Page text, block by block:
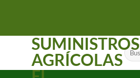
SUMINISTROS
AGRÍCOLAS
Buscar
por: